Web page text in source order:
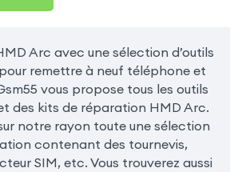
Arc avec une sélection d’outils
remettre à neuf téléphone et
vous propose tous les outils
des kits de réparation HMD Arc.
notre rayon toute une sélection
contenant des tournevis,
SIM, etc. Vous trouverez aussi